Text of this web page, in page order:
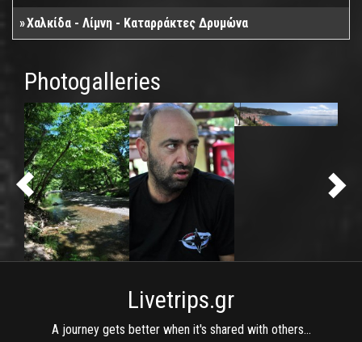
Χαλκίδα - Λίμνη - Καταρράκτες Δρυμώνα
Photogalleries
Livetrips.gr
A journey gets better when it's shared with others...